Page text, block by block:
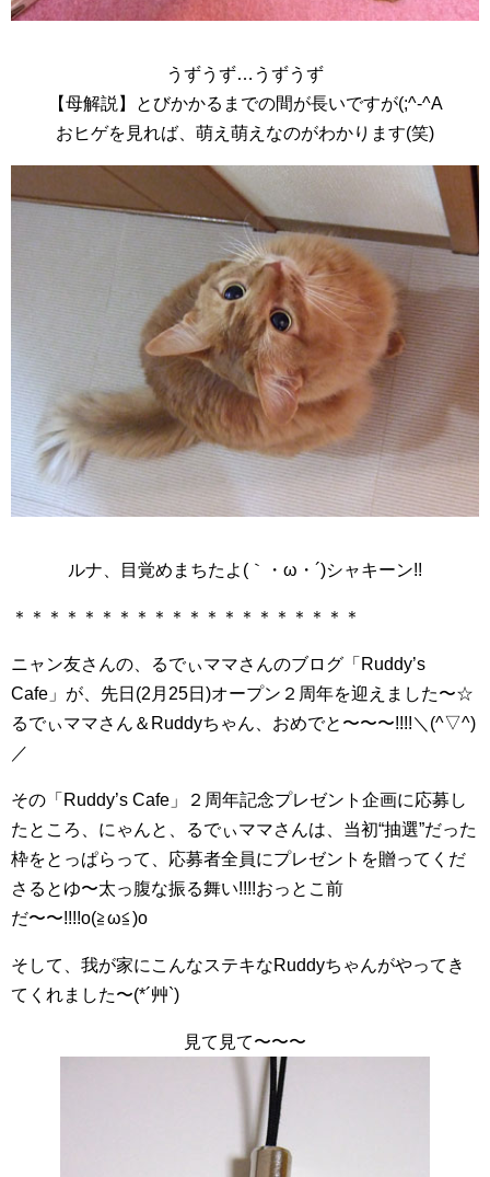
うずうず…うずうず
【母解説】とびかかるまでの間が長いですが(;^-^A
おヒゲを見れば、萌え萌えなのがわかります(笑)
ルナ、目覚めまちたよ(｀・ω・´)シャキーン!!
＊＊＊＊＊＊＊＊＊＊＊＊＊＊＊＊＊＊＊＊
ニャン友さんの、るでぃママさんのブログ「Ruddy’s
Cafe」が、先日(2月25日)オープン２周年を迎えました〜☆
るでぃママさん＆Ruddyちゃん、おめでと〜〜〜!!!!＼(^▽^)
／
その「Ruddy’s Cafe」２周年記念プレゼント企画に応募し
たところ、にゃんと、るでぃママさんは、当初“抽選”だった
枠をとっぱらって、応募者全員にプレゼントを贈ってくだ
さるとゆ〜太っ腹な振る舞い!!!!おっとこ前
だ〜〜!!!!o(≧ω≦)o
そして、我が家にこんなステキなRuddyちゃんがやってき
てくれました〜(*´艸`)
見て見て〜〜〜